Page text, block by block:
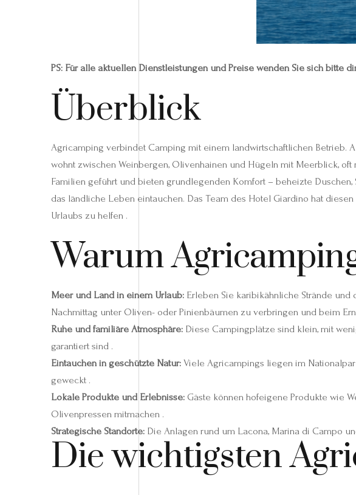
PS: Für alle aktuellen Dienstleistungen und Preise wenden Sie sich bitte
Überblick
Agricamping verbindet Camping mit einem landwirtschaftlichen Betrieb.
wohnt zwischen Weinbergen, Olivenhainen und Hügeln mit Meerblick,
Familien geführt und bieten grundlegenden Komfort – beheizte
das ländliche Leben eintauchen. Das Team des Hotel Giardino hat
Urlaubs zu helfen .
Warum
Meer und Land in einem Urlaub: Erleben Sie karibikähnliche Strände
Nachmittag unter Oliven- oder Pinienbäumen zu verbringen und beim
Ruhe und familiäre Atmosphäre: Diese Campingplätze sind klein, mit
garantiert sind .
Eintauchen in geschützte Natur: Viele Agricampings liegen im
geweckt .
Lokale Produkte und Erlebnisse: Gäste können hofeigene Produkte wie
Olivenpressen mitmachen .
Strategische Standorte: Die Anlagen rund um Lacona, Marina di Campo
Die wichtigsten